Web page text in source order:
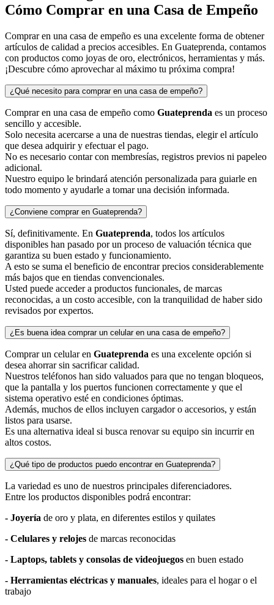
Cómo Comprar en una Casa de Empeño
Comprar en una casa de empeño es una excelente forma de obtener
artículos de calidad a precios accesibles. En Guateprenda, contamos
con productos como joyas de oro, electrónicos, herramientas y más.
¡Descubre cómo aprovechar al máximo tu próxima compra!
¿Qué necesito para comprar en una casa de empeño?
Comprar en una casa de empeño como Guateprenda es un proceso
sencillo y accesible.
Solo necesita acercarse a una de nuestras tiendas, elegir el artículo
que desea adquirir y efectuar el pago.
No es necesario contar con membresías, registros previos ni papeleo
adicional.
Nuestro equipo le brindará atención personalizada para guiarle en
todo momento y ayudarle a tomar una decisión informada.
¿Conviene comprar en Guateprenda?
Sí, definitivamente. En Guateprenda, todos los artículos
disponibles han pasado por un proceso de valuación técnica que
garantiza su buen estado y funcionamiento.
A esto se suma el beneficio de encontrar precios considerablemente
más bajos que en tiendas convencionales.
Usted puede acceder a productos funcionales, de marcas
reconocidas, a un costo accesible, con la tranquilidad de haber sido
revisados por expertos.
¿Es buena idea comprar un celular en una casa de empeño?
Comprar un celular en Guateprenda es una excelente opción si
desea ahorrar sin sacrificar calidad.
Nuestros teléfonos han sido valuados para que no tengan bloqueos,
que la pantalla y los puertos funcionen correctamente y que el
sistema operativo esté en condiciones óptimas.
Además, muchos de ellos incluyen cargador o accesorios, y están
listos para usarse.
Es una alternativa ideal si busca renovar su equipo sin incurrir en
altos costos.
¿Qué tipo de productos puedo encontrar en Guateprenda?
La variedad es uno de nuestros principales diferenciadores.
Entre los productos disponibles podrá encontrar:
- Joyería de oro y plata, en diferentes estilos y quilates
- Celulares y relojes de marcas reconocidas
- Laptops, tablets y consolas de videojuegos en buen estado
- Herramientas eléctricas y manuales, ideales para el hogar o el
trabajo